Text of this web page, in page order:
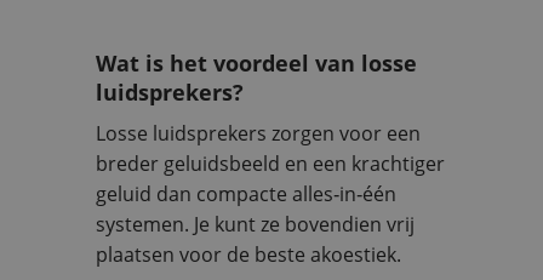
Wat is het voordeel van losse
luidsprekers?
Losse luidsprekers zorgen voor een
breder geluidsbeeld en een krachtiger
geluid dan compacte alles‑in‑één
systemen. Je kunt ze bovendien vrij
plaatsen voor de beste akoestiek.